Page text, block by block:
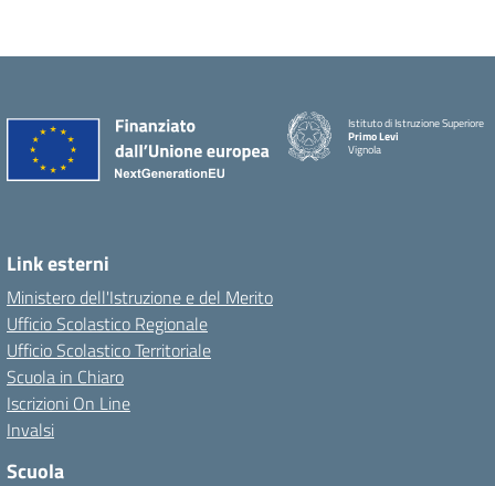
Istituto di Istruzione Superiore
Primo Levi
Vignola
Link esterni
Ministero dell'Istruzione e del Merito
Ufficio Scolastico Regionale
Ufficio Scolastico Territoriale
Scuola in Chiaro
Iscrizioni On Line
Invalsi
Scuola